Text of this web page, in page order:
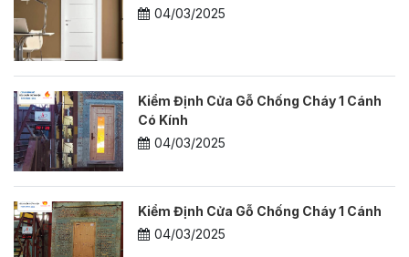
04/03/2025
Kiểm Định Cửa Gỗ Chống Cháy 1 Cánh
Có Kính
04/03/2025
Kiểm Định Cửa Gỗ Chống Cháy 1 Cánh
04/03/2025